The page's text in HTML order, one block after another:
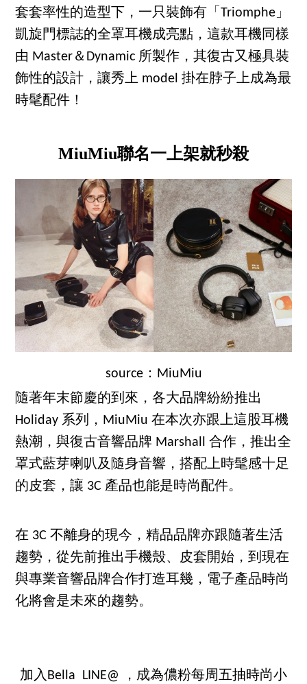
套套率性的造型下，一只裝飾有「Triomphe」
凱旋門標誌的全罩耳機成亮點，這款耳機同樣
由 Master＆Dynamic 所製作，其復古又極具裝
飾性的設計，讓秀上 model 掛在脖子上成為最
時髦配件！
MiuMiu聯名一上架就秒殺
source：MiuMiu
隨著年末節慶的到來，各大品牌紛紛推出
Holiday 系列，MiuMiu 在本次亦跟上這股耳機
熱潮，與復古音響品牌 Marshall 合作，推出全
罩式藍芽喇叭及隨身音響，搭配上時髦感十足
的皮套，讓 3C 產品也能是時尚配件。
在 3C 不離身的現今，精品品牌亦跟隨著生活
趨勢，從先前推出手機殼、皮套開始，到現在
與專業音響品牌合作打造耳幾，電子產品時尚
化將會是未來的趨勢。
加入Bella LINE@ ，成為儂粉每周五抽時尚小